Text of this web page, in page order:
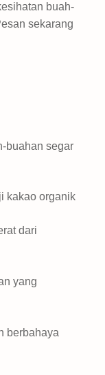
buah-
sekarang
buahan segar
kakao organik
dari
yang
berbahaya